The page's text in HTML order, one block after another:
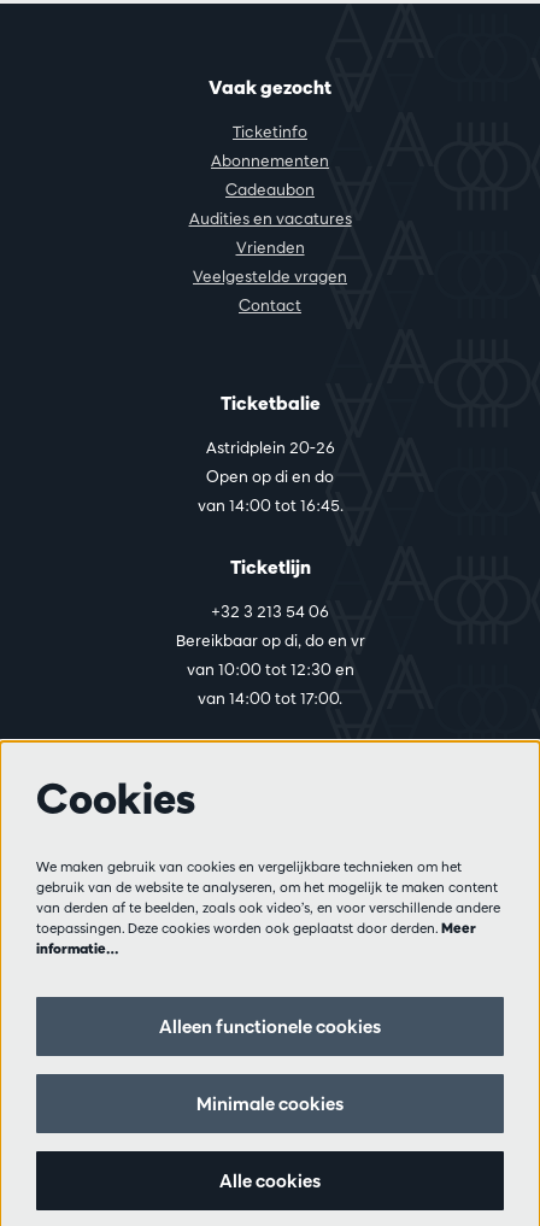
Vaak gezocht
Ticketinfo
Abonnementen
Cadeaubon
Audities en vacatures
Vrienden
Veelgestelde vragen
Contact
Ticketbalie
Astridplein 20-26
Open op di en do
van 14:00 tot 16:45.
Ticketlijn
+32 3 213 54 06
Bereikbaar op di, do en vr
van 10:00 tot 12:30 en
van 14:00 tot 17:00.
Privacy
Verkoopsvoorwaarden
Pers
Volg ons
Cookies
We maken gebruik van cookies en vergelijkbare technieken om het
gebruik van de website te analyseren, om het mogelijk te maken content
van derden af te beelden, zoals ook video’s, en voor verschillende andere
toepassingen. Deze cookies worden ook geplaatst door derden. Meer
informatie…
Alleen functionele cookies
Minimale cookies
Alle cookies